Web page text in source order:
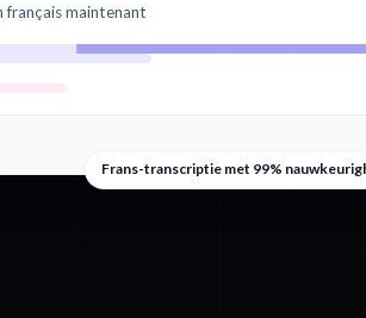
français maintenant
Frans-transcriptie met 99%